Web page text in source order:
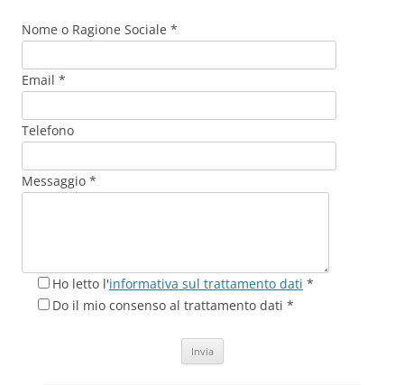
Nome o Ragione Sociale *
Email *
Telefono
Messaggio *
Ho letto l'informativa sul trattamento dati *
Do il mio consenso al trattamento dati *